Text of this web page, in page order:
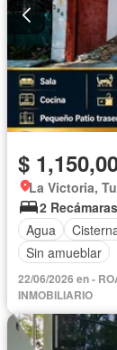
$
La Victoria,
2 Recámaras
Agua
Sin amueblar
22/06/2026 en -
INMOBILIARIO